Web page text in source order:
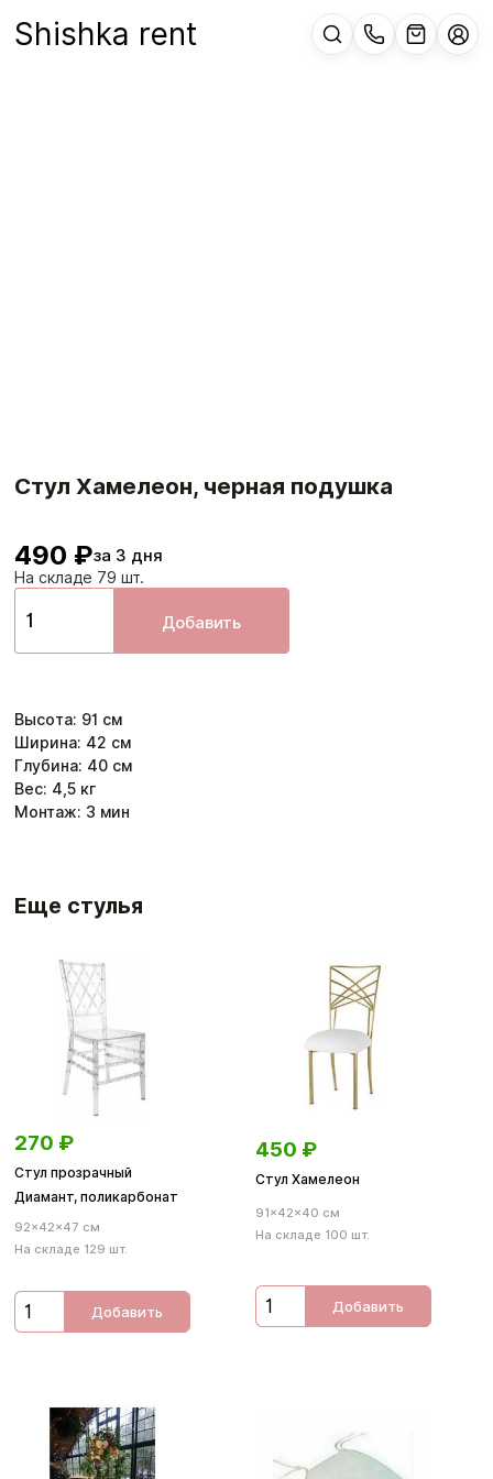
Shishka rent
Стул Хамелеон, черная подушка
490 ₽за 3 дня
На складе 79 шт.
Добавить
Высота: 91 см
Ширина: 42 см
Глубина: 40 см
Вес: 4,5 кг
Монтаж: 3 мин
Еще стулья
270 ₽
Стул прозрачный
Диамант, поликарбонат
92×42×47 см
На складе 129 шт.
Добавить
450 ₽
Стул Хамелеон
91×42×40 см
На складе 100 шт.
Добавить